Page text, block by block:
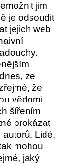
jim
je odsoudit
jejich web
ze
že
vědomi
šířením
prokázat
autorů. Lidé,
mohou
jaký